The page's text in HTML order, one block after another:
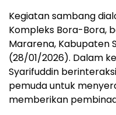
Kegiatan sambang
Kompleks Bora-Bora,
Mararena, Kabupaten
(28/01/2026). Dalam
Syarifuddin
pemuda untuk
memberikan